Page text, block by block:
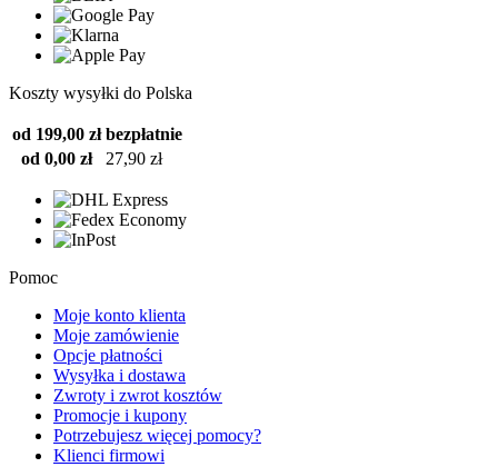
Koszty wysyłki do Polska
od 199,00 zł bezpłatnie
od 0,00 zł
27,90 zł
Pomoc
Moje konto klienta
Moje zamówienie
Opcje płatności
Wysyłka i dostawa
Zwroty i zwrot kosztów
Promocje i kupony
Potrzebujesz więcej pomocy?
Klienci firmowi